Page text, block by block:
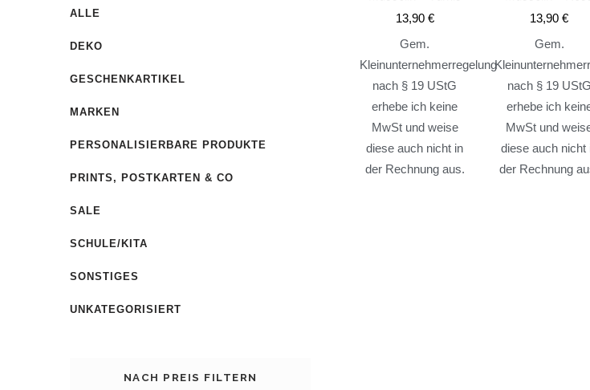
13,90 €
Gem.
Kleinunternehmerregelung
nach § 19 UStG
erhebe ich keine
MwSt und weise
diese auch nicht in
der Rechnung aus.
13,90€
Gem.
nach § 19 UStG
erhebe ich
MwSt und
diese auch nicht
der Rechnung
ALLE
DEKO
GESCHENKARTIKEL
MARKEN
PERSONALISIERBARE PRODUKTE
PRINTS, POSTKARTEN & CO
SALE
SCHULE/KITA
SONSTIGES
UNKATEGORISIERT
NACH PREIS FILTERN